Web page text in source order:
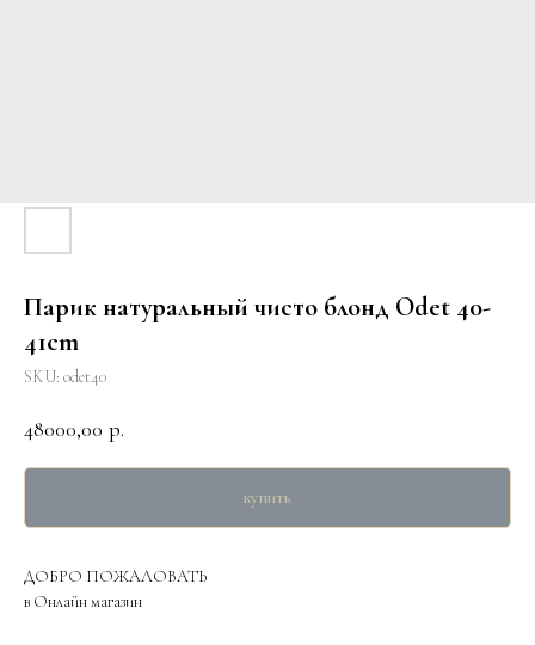
Парик натуральный чисто блонд Odet 40-
41cm
SKU: odet40
48000,00 р.
купить
ДОБРО ПОЖАЛОВАТЬ
в Онлайн магазин